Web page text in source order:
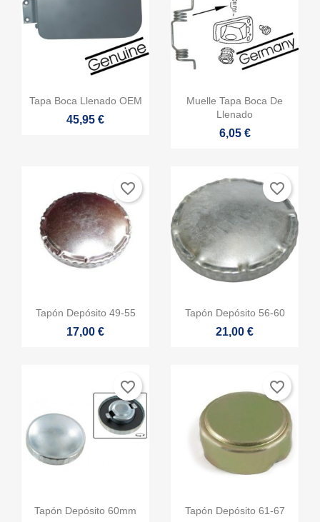
Vista rápida
Tapa Boca Llenado OEM
45,95 €
Vista rápida
Muelle Tapa Boca De
Llenado
6,05 €
Vista rápida
Tapón Depósito 49-55
17,00 €
favorite_border
Vista rápida
Tapón Depósito 56-60
21,00 €
favorite_border
 Vista rápida
Tapón Depósito 60mm
favorite_border
Vista rápida
Tapón Depósito 61-67
favorite_border